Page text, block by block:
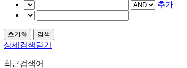
추가
상세검색닫기
최근검색어